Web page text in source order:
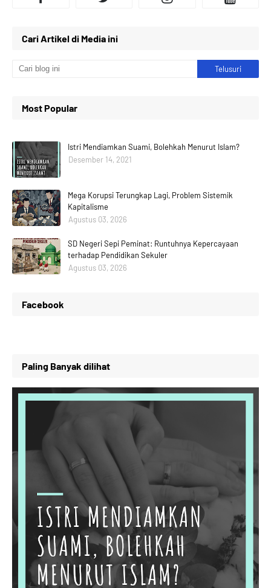
Cari Artikel di Media ini
Most Popular
Istri Mendiamkan Suami, Bolehkah Menurut Islam?
Desember 14, 2021
Mega Korupsi Terungkap Lagi, Problem Sistemik
Kapitalisme
Agustus 03, 2026
SD Negeri Sepi Peminat: Runtuhnya Kepercayaan
terhadap Pendidikan Sekuler
Agustus 03, 2026
Facebook
Paling Banyak dilihat